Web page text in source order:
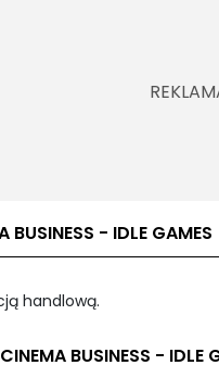
BUSINESS - IDLE GAMES
handlową.
BUSINESS - IDLE